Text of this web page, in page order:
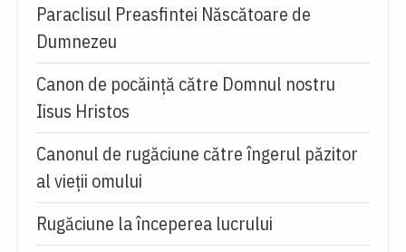
Paraclisul Preasfintei Născătoare de
Dumnezeu
Canon de pocăință către Domnul nostru
Iisus Hristos
Canonul de rugăciune către îngerul păzitor
al vieții omului
Rugăciune la începerea lucrului